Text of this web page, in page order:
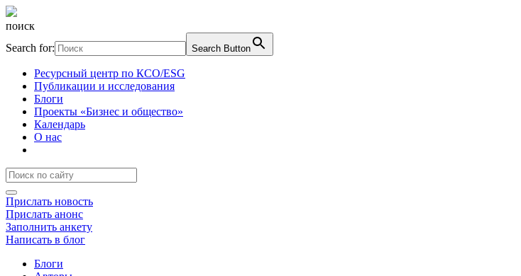
поиск
Search for:
Search Button
Ресурсный центр по КСО/ESG
Публикации и исследования
Блоги
Проекты «Бизнес и общество»
Календарь
О нас
Прислать новость
Прислать анонс
Заполнить анкету
Написать в блог
Блоги